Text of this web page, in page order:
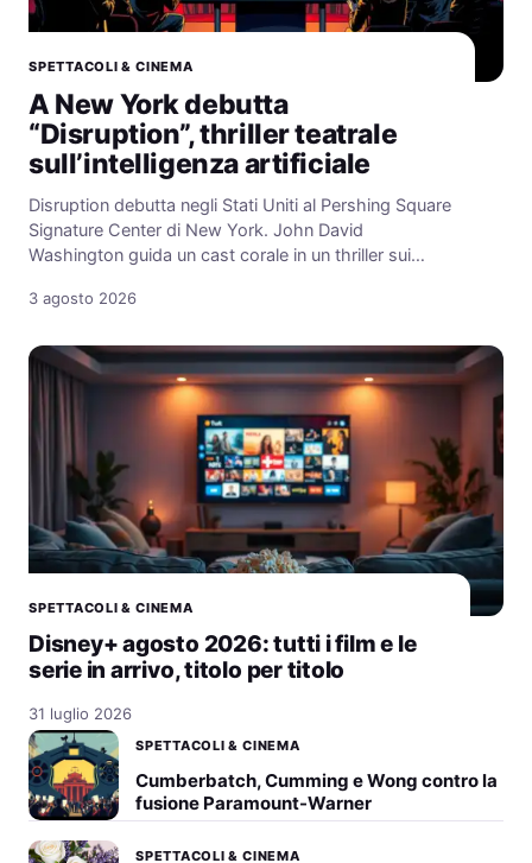
SPETTACOLI & CINEMA
A New York debutta
“Disruption”, thriller teatrale
sull’intelligenza artificiale
Disruption debutta negli Stati Uniti al Pershing Square
Signature Center di New York. John David
Washington guida un cast corale in un thriller sui…
3 agosto 2026
SPETTACOLI & CINEMA
Disney+ agosto 2026: tutti i film e le
serie in arrivo, titolo per titolo
31 luglio 2026
SPETTACOLI & CINEMA
Cumberbatch, Cumming e Wong contro la
fusione Paramount-Warner
SPETTACOLI & CINEMA